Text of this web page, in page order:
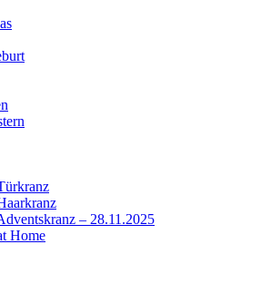
– 28.11.2025
Home